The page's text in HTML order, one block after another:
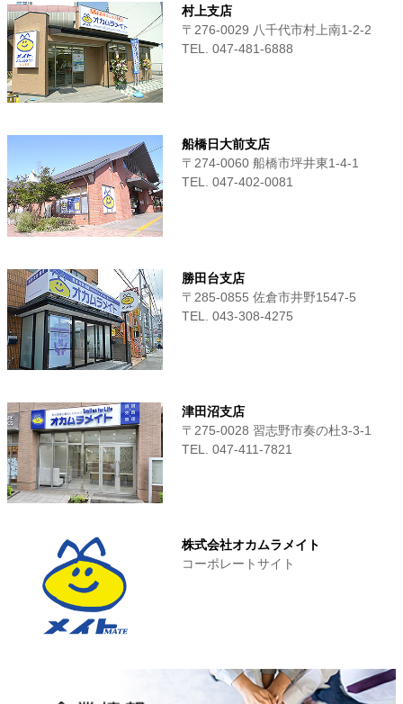
村上支店
〒276-0029 八千代市村上南1-2-2
TEL. 047-481-6888
船橋日大前支店
〒274-0060 船橋市坪井東1-4-1
TEL. 047-402-0081
勝田台支店
〒285-0855 佐倉市井野1547-5
TEL. 043-308-4275
津田沼支店
〒275-0028 習志野市奏の杜3-3-1
TEL. 047-411‐7821
株式会社オカムラメイト
コーポレートサイト